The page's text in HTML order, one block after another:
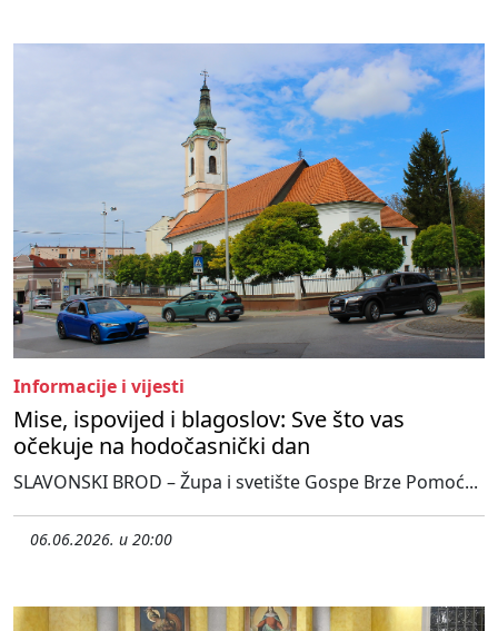
Informacije i vijesti
Mise, ispovijed i blagoslov: Sve što vas
očekuje na hodočasnički dan
SLAVONSKI BROD – Župa i svetište Gospe Brze Pomoć...
06.06.2026. u 20:00